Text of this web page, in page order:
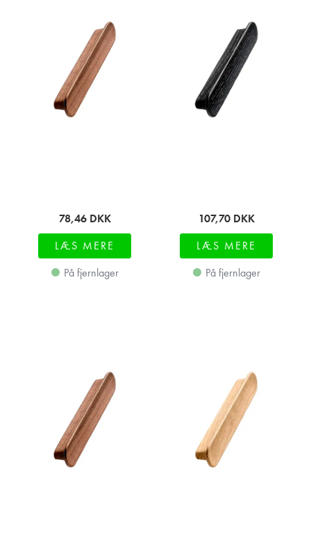
78,46 DKK
LÆS MERE
På fjernlager
107,70 DKK
LÆS MERE
På fjernlager